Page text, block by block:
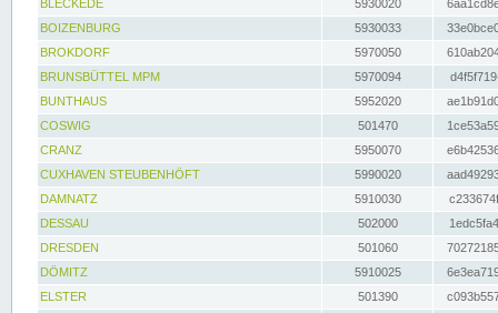
BLECKEDE
5930020
BOIZENBURG
5930033
BROKDORF
5970050
BRUNSBÜTTEL MPM
5970094
BUNTHAUS
5952020
COSWIG
501470
CRANZ
5950070
CUXHAVEN STEUBENHÖFT
5990020
DAMNATZ
5910030
DESSAU
502000
DRESDEN
501060
DÖMITZ
5910025
ELSTER
501390